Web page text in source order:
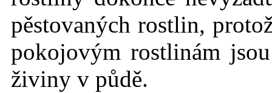
pěstovaných rostlin,
pokojovým rostlinám
živiny v půdě.